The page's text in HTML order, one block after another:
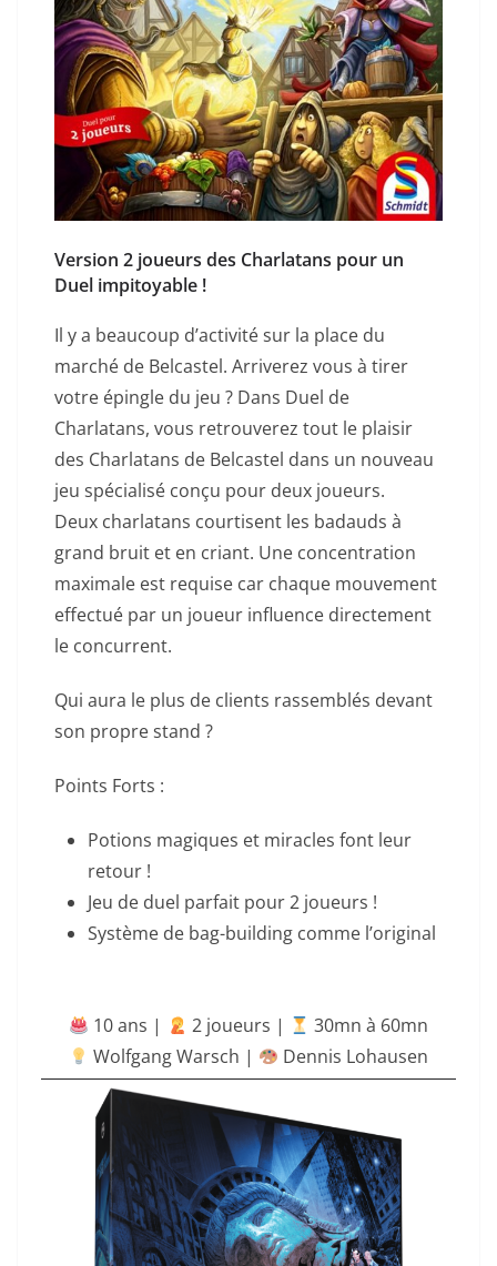
Version 2 joueurs des Charlatans pour un
Duel impitoyable !
Il y a beaucoup d’activité sur la place du
marché de Belcastel. Arriverez vous à tirer
votre épingle du jeu ? Dans Duel de
Charlatans, vous retrouverez tout le plaisir
des Charlatans de Belcastel dans un nouveau
jeu spécialisé conçu pour deux joueurs.
Deux charlatans courtisent les badauds à
grand bruit et en criant. Une concentration
maximale est requise car chaque mouvement
effectué par un joueur influence directement
le concurrent.
Qui aura le plus de clients rassemblés devant
son propre stand ?
Points Forts :
Potions magiques et miracles font leur
retour !
Jeu de duel parfait pour 2 joueurs !
Système de bag-building comme l’original
10 ans | ‍ 2 joueurs |
30mn à 60mn
Wolfgang Warsch |
Dennis Lohausen